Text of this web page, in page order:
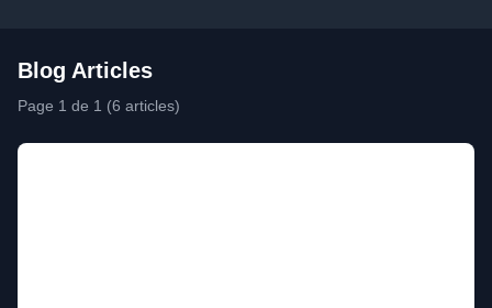
Blog Articles
Page 1 de 1 (6 articles)